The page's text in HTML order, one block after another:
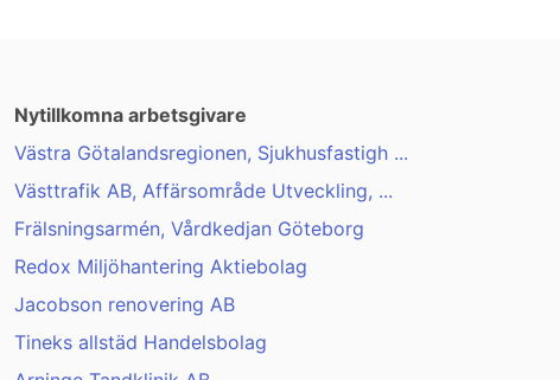
Nytillkomna arbetsgivare
Västra Götalandsregionen, Sjukhusfastigh ...
Västtrafik AB, Affärsområde Utveckling, ...
Frälsningsarmén, Vårdkedjan Göteborg
Redox Miljöhantering Aktiebolag
Jacobson renovering AB
Tineks allstäd Handelsbolag